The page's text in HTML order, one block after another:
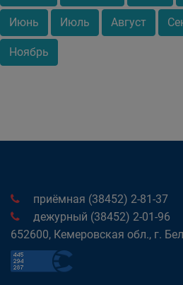
Июнь Июль Август
Ноябрь
приёмная (38452) 2-81-37
дежурный (38452) 2-01-96
652600, Кемеровская обл., г.